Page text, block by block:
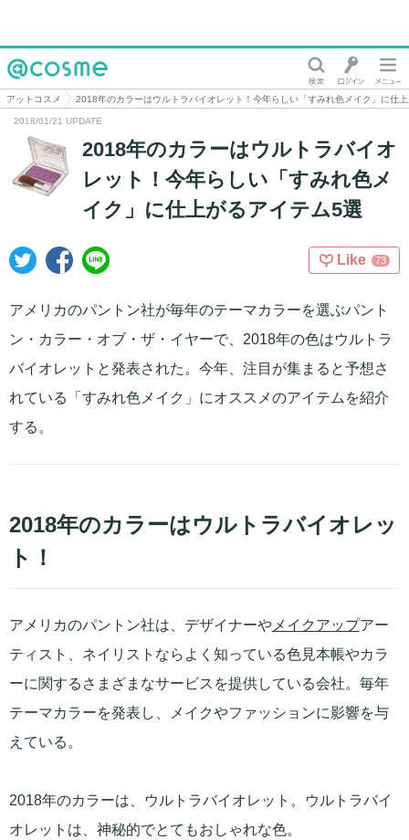
@cosme
アットコスメ 2018年のカラーはウルトラバイオレット！今年らしい「すみれ色メイク」に仕
2018/01/21 UPDATE
2018年のカラーはウルトラバイオ
レット！今年らしい「すみれ色メ
イク」に仕上がるアイテム5選
Like 73
アメリカのパントン社が毎年のテーマカラーを選ぶパント
ン・カラー・オブ・ザ・イヤーで、2018年の色はウルトラ
バイオレットと発表された。今年、注目が集まると予想さ
れている「すみれ色メイク」にオススメのアイテムを紹介
する。
2018年のカラーはウルトラバイオレッ
ト！
アメリカのパントン社は、デザイナーやメイクアップアー
ティスト、ネイリストならよく知っている色見本帳やカラ
ーに関するさまざまなサービスを提供している会社。毎年
テーマカラーを発表し、メイクやファッションに影響を与
えている。
2018年のカラーは、ウルトラバイオレット。ウルトラバイ
オレットは、神秘的でとてもおしゃれな色。